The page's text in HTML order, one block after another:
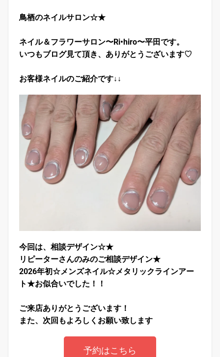
鳥栖のネイルサロン☆★
ネイル＆フラワーサロン〜Ri•hiro〜平田です。
いつもブログ見て頂き、ありがとうございます♡
お客様ネイルのご紹介です↓↓
今回は、相談デザイン☆★
リピーターさんのみのご相談デザイン★
2026年初☆メンズネイル☆メタリックラインアー
ト★お似合いでした！！
ご来店ありがとうございます！
また、次回もよろしくお願い致します
予約はこちら